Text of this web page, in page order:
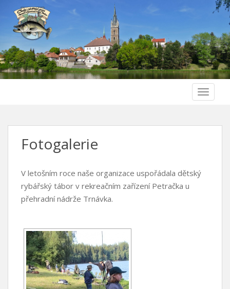
Skip to main content
Fotogalerie
V letošním roce naše organizace uspořádala dětský
rybářský tábor v rekreačním zařízení Petračka u
přehradní nádrže Trnávka.